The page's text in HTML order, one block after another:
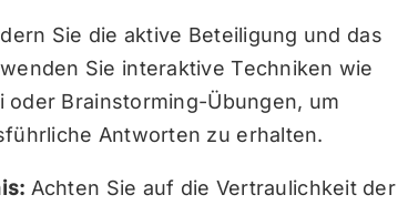
Sie die aktive Beteiligung und das
Sie interaktive Techniken wie
oder Brainstorming-Übungen, um
Antworten zu erhalten.
Achten Sie auf die Vertraulichkeit der